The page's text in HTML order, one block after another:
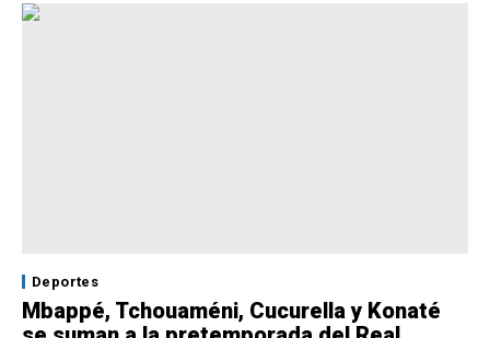
Deportes
Mbappé, Tchouaméni, Cucurella y Konaté